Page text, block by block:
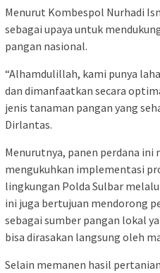
Menurut Kombespol Nurhadi
sebagai upaya untuk
pangan nasional.
“Alhamdulillah, kami punya
dan dimanfaatkan secara
jenis tanaman pangan yang
Dirlantas.
Menurutnya, panen perdana
mengukuhkan implementasi
lingkungan Polda Sulbar
ini juga bertujuan mendorong
sebagai sumber pangan lokal
bisa dirasakan langsung oleh
Selain memanen hasil